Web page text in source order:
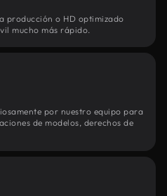
producción o HD optimizado
mucho más rápido.
por nuestro equipo para
de modelos, derechos de